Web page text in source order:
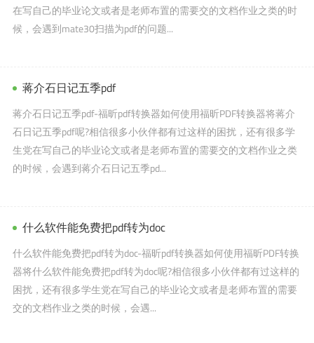
在写自己的毕业论文或者是老师布置的需要交的文档作业之类的时
候，会遇到mate30扫描为pdf的问题...
蒋介石日记五季pdf
蒋介石日记五季pdf-福昕pdf转换器如何使用福昕PDF转换器将蒋介
石日记五季pdf呢?相信很多小伙伴都有过这样的困扰，还有很多学
生党在写自己的毕业论文或者是老师布置的需要交的文档作业之类
的时候，会遇到蒋介石日记五季pd...
什么软件能免费把pdf转为doc
什么软件能免费把pdf转为doc-福昕pdf转换器如何使用福昕PDF转换
器将什么软件能免费把pdf转为doc呢?相信很多小伙伴都有过这样的
困扰，还有很多学生党在写自己的毕业论文或者是老师布置的需要
交的文档作业之类的时候，会遇...